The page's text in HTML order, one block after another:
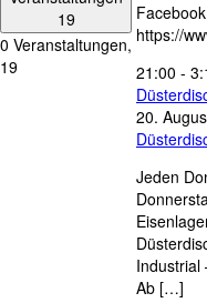
19
0 Veranstaltungen,
19
https://
21:00 -
20.
Jeden
Industrial
Ab […]